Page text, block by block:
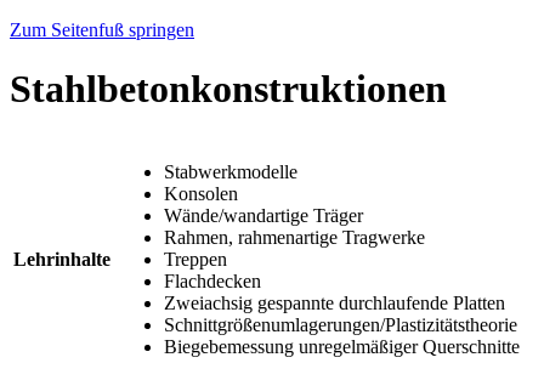
Zum Seitenfuß springen
Stahlbetonkonstruktionen
Lehrinhalte
Stabwerkmodelle
Konsolen
Wände/wandartige Träger
Rahmen, rahmenartige Tragwerke
Treppen
Flachdecken
Zweiachsig gespannte durchlaufende Platten
Schnittgrößenumlagerungen/Plastizitätstheorie
Biegebemessung unregelmäßiger Querschnitte